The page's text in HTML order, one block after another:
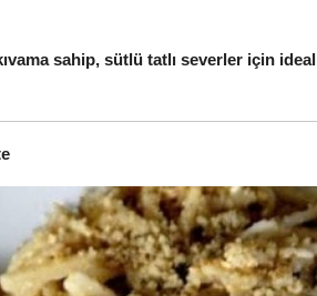
sahip, sütlü tatlı severler için